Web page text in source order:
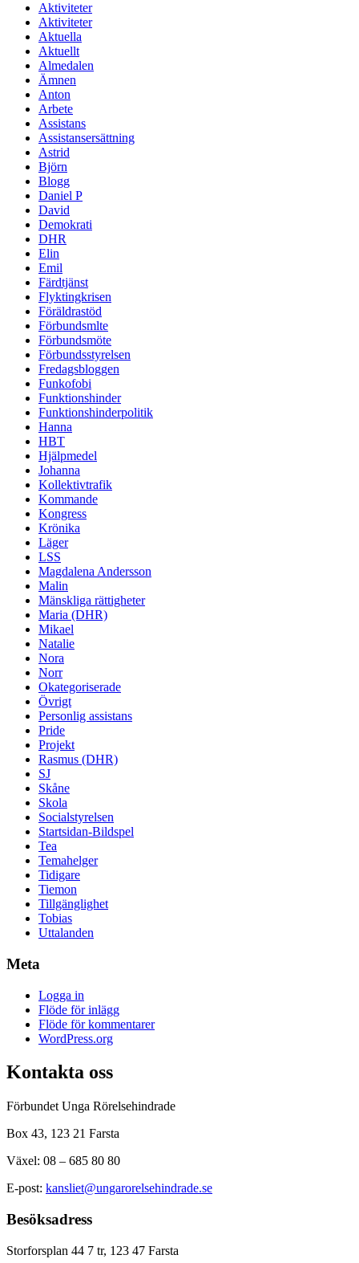
Aktiviteter
Aktiviteter
Aktuella
Aktuellt
Almedalen
Ämnen
Anton
Arbete
Assistans
Assistansersättning
Astrid
Björn
Blogg
Daniel P
David
Demokrati
DHR
Elin
Emil
Färdtjänst
Flyktingkrisen
Föräldrastöd
Förbundsmlte
Förbundsmöte
Förbundsstyrelsen
Fredagsbloggen
Funkofobi
Funktionshinder
Funktionshinderpolitik
Hanna
HBT
Hjälpmedel
Johanna
Kollektivtrafik
Kommande
Kongress
Krönika
Läger
LSS
Magdalena Andersson
Malin
Mänskliga rättigheter
Maria (DHR)
Mikael
Natalie
Nora
Norr
Okategoriserade
Övrigt
Personlig assistans
Pride
Projekt
Rasmus (DHR)
SJ
Skåne
Skola
Socialstyrelsen
Startsidan-Bildspel
Tea
Temahelger
Tidigare
Tiemon
Tillgänglighet
Tobias
Uttalanden
Meta
Logga in
Flöde för inlägg
Flöde för kommentarer
WordPress.org
Kontakta oss
Förbundet Unga Rörelsehindrade
Box 43, 123 21 Farsta
Växel: 08 – 685 80 80
E-post: kansliet@ungarorelsehindrade.se
Besöksadress
Storforsplan 44 7 tr, 123 47 Farsta